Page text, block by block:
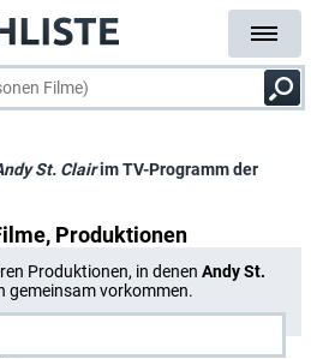
St. Clairim TV-Programm der
Produktionen
Produktionen, in denen Andy St.
gemeinsam vorkommen.